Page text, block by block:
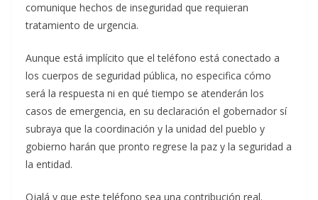
comunique hechos de inseguridad que requieran
tratamiento de urgencia.
Aunque está implícito que el teléfono está conectado a
los cuerpos de seguridad pública, no especifica cómo
será la respuesta ni en qué tiempo se atenderán los
casos de emergencia, en su declaración el gobernador sí
subraya que la coordinación y la unidad del pueblo y
gobierno harán que pronto regrese la paz y la seguridad a
la entidad.
Ojalá y que este teléfono sea una contribución real.